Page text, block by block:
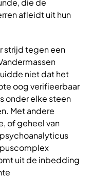
die de
afleidt uit hun
strijd tegen een
niet dat het
oog verifieerbaar
onder elke steen
Met andere
of geheel van
uit de inbedding